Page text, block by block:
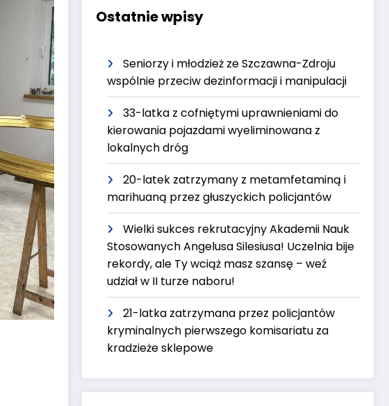
Ostatnie wpisy
Seniorzy i młodzież ze Szczawna-Zdroju
wspólnie przeciw dezinformacji i manipulacji
33-latka z cofniętymi uprawnieniami do
kierowania pojazdami wyeliminowana z
lokalnych dróg
20-latek zatrzymany z metamfetaminą i
marihuaną przez głuszyckich policjantów
Wielki sukces rekrutacyjny Akademii Nauk
Stosowanych Angelusa Silesiusa! Uczelnia bije
rekordy, ale Ty wciąż masz szansę – weź
udział w II turze naboru!
21-latka zatrzymana przez policjantów
kryminalnych pierwszego komisariatu za
kradzieże sklepowe